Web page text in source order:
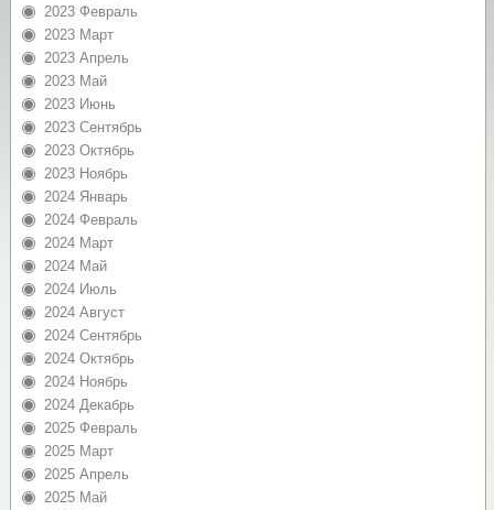
2023 Февраль
2023 Март
2023 Апрель
2023 Май
2023 Июнь
2023 Сентябрь
2023 Октябрь
2023 Ноябрь
2024 Январь
2024 Февраль
2024 Март
2024 Май
2024 Июль
2024 Август
2024 Сентябрь
2024 Октябрь
2024 Ноябрь
2024 Декабрь
2025 Февраль
2025 Март
2025 Апрель
2025 Май